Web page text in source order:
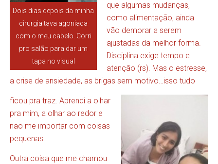
Dois dias depois da minha
cirurgia tava agoniada
com o meu cabelo. Corri
pro salão para dar um
tapa no visual
que algumas mudanças,
como alimentação, ainda
vão demorar a serem
ajustadas da melhor forma.
Disciplina exige tempo e
atenção (rs). Mas o estresse,
a crise de ansiedade, as brigas sem motivo…isso tudo
ficou pra traz. Aprendi a olhar
pra mim, a olhar ao redor e
não me importar com coisas
pequenas.
Outra coisa que me chamou